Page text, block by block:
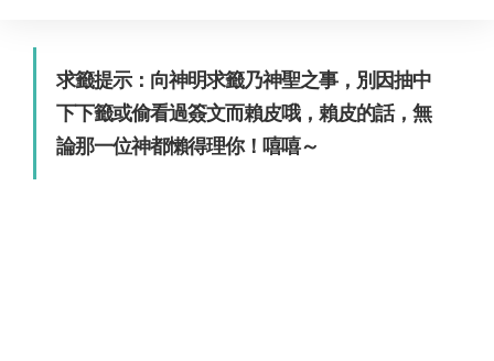
求籤提示：向神明求籤乃神聖之事，別因抽中
下下籤或偷看過簽文而賴皮哦，賴皮的話，無
論那一位神都懶得理你！嘻嘻～